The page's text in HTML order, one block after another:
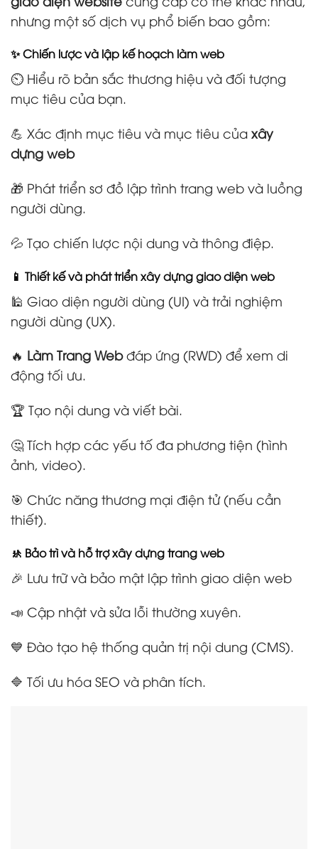
nhưng một số dịch vụ phổ biến bao gồm:
✨ Chiến lược và lập kế hoạch làm web
⏲️ Hiểu rõ bản sắc thương hiệu và đối tượng
mục tiêu của bạn.
💪 Xác định mục tiêu và mục tiêu của xây
dựng web
🎁 Phát triển sơ đồ lập trình trang web và luồng
người dùng.
💦 Tạo chiến lược nội dung và thông điệp.
📱 Thiết kế và phát triển xây dựng giao diện web
🕌 Giao diện người dùng (UI) và trải nghiệm
người dùng (UX).
🔥 Làm Trang Webđáp ứng (RWD) để xem di
động tối ưu.
🏆 Tạo nội dung và viết bài.
🤔 Tích hợp các yếu tố đa phương tiện (hình
ảnh, video).
🎯 Chức năng thương mại điện tử (nếu cần
thiết).
🚸 Bảo trì và hỗ trợ xây dựng trang web
🎉 Lưu trữ và bảo mật lập trình giao diện web
📣 Cập nhật và sửa lỗi thường xuyên.
💙 Đào tạo hệ thống quản trị nội dung (CMS).
🔷 Tối ưu hóa SEO và phân tích.